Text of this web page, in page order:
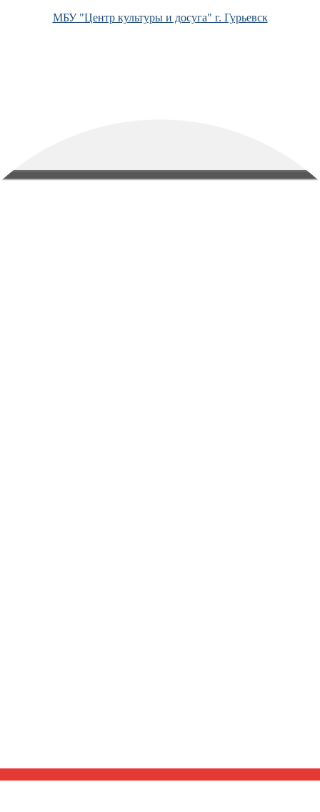
МБУ "Центр культуры и досуга" г. Гурьевск